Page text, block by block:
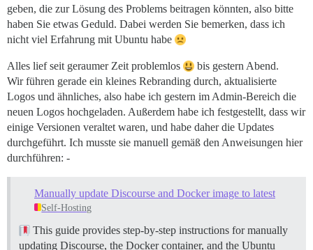
geben, die zur Lösung des Problems beitragen könnten, also bitte
haben Sie etwas Geduld. Dabei werden Sie bemerken, dass ich
nicht viel Erfahrung mit Ubuntu habe
Alles lief seit geraumer Zeit problemlos
bis gestern Abend.
Wir führen gerade ein kleines Rebranding durch, aktualisierte
Logos und ähnliches, also habe ich gestern im Admin-Bereich die
neuen Logos hochgeladen. Außerdem habe ich festgestellt, dass wir
einige Versionen veraltet waren, und habe daher die Updates
durchgeführt. Ich musste sie manuell gemäß den Anweisungen hier
durchführen: -
Manually update Discourse and Docker image to latest
Self-Hosting
This guide provides step-by-step instructions for manually
updating Discourse, the Docker container, and the Ubuntu